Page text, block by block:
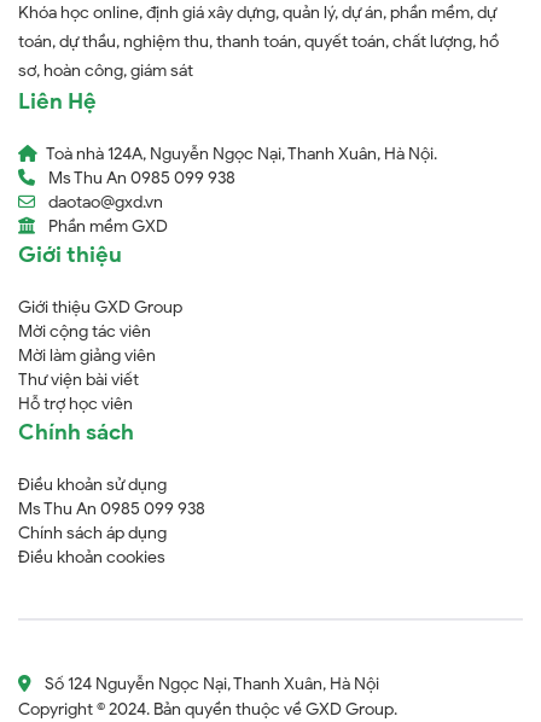
Khóa học online, định giá xây dựng, quản lý, dự án, phần mềm, dự
toán, dự thầu, nghiệm thu, thanh toán, quyết toán, chất lượng, hồ
sơ, hoàn công, giám sát
Liên Hệ
Toà nhà 124A, Nguyễn Ngọc Nại, Thanh Xuân, Hà Nội.
Ms Thu An 0985 099 938
daotao@gxd.vn
Phần mềm GXD
Giới thiệu
Giới thiệu GXD Group
Mời cộng tác viên
Mời làm giảng viên
Thư viện bài viết
Hỗ trợ học viên
Chính sách
Điều khoản sử dụng
Ms Thu An 0985 099 938
Chính sách áp dụng
Điều khoản cookies
Số 124 Nguyễn Ngọc Nại, Thanh Xuân, Hà Nội
Copyright © 2024. Bản quyền thuộc về GXD Group.